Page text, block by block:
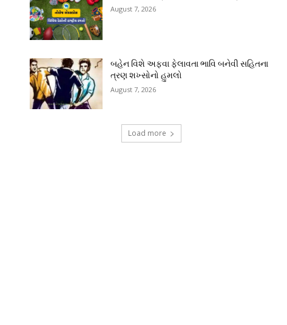
August 7, 2026
બહેન વિશે અફવા ફેલાવતા ભાવિ બનેવી સહિતના
ત્રણ શખ્સોનો હુમલો
August 7, 2026
Load more